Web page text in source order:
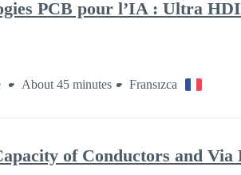
PCB pour l’IA : Ultra
About 45 minutes Fransızca
of Conductors and Via